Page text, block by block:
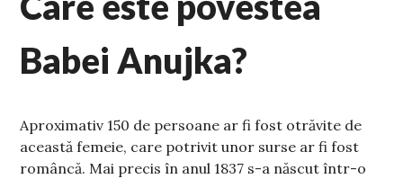
Babei Anujka?
Aproximativ 150 de persoane ar fi fost otrăvite de
această femeie, care potrivit unor surse ar fi fost
româncă. Mai precis în anul 1837 s-a născut într-o